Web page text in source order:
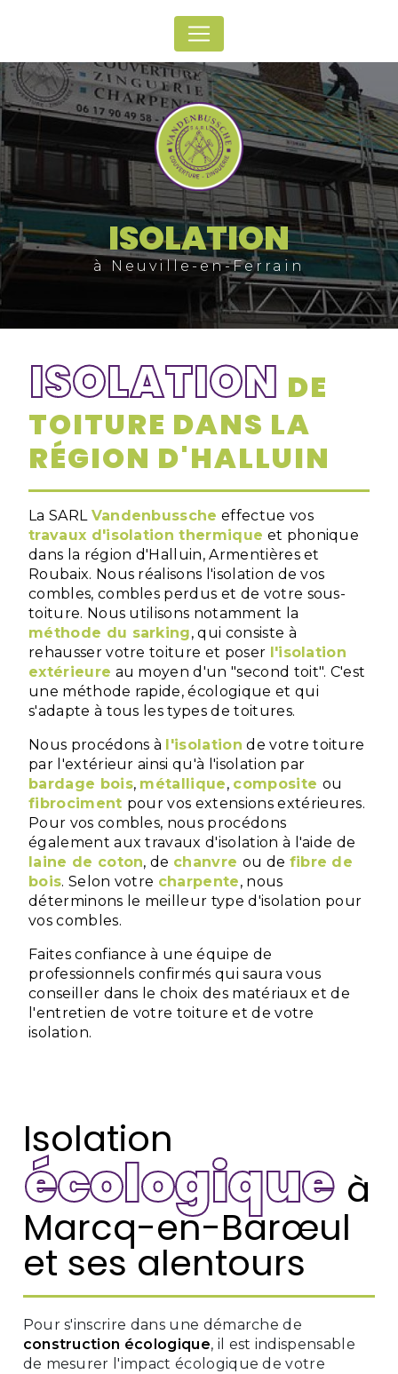
ISOLATION
à Neuville-en-Ferrain
ISOLATION DE
TOITURE DANS LA
RÉGION D'HALLUIN
La SARL Vandenbussche effectue vos
travaux d'isolation thermique et phonique
dans la région d'Halluin, Armentières et
Roubaix. Nous réalisons l'isolation de vos
combles, combles perdus et de votre sous-
toiture. Nous utilisons notamment la
méthode du sarking, qui consiste à
rehausser votre toiture et poser l'isolation
extérieure au moyen d'un "second toit". C'est
une méthode rapide, écologique et qui
s'adapte à tous les types de toitures.
Nous procédons à l'isolation de votre toiture
par l'extérieur ainsi qu'à l'isolation par
bardage bois, métallique, composite ou
fibrociment pour vos extensions extérieures.
Pour vos combles, nous procédons
également aux travaux d'isolation à l'aide de
laine de coton, de chanvre ou de fibre de
bois. Selon votre charpente, nous
déterminons le meilleur type d'isolation pour
vos combles.
Faites confiance à une équipe de
professionnels confirmés qui saura vous
conseiller dans le choix des matériaux et de
l'entretien de votre toiture et de votre
isolation.
Isolation
écologique à
Marcq-en-Barœul
et ses alentours
Pour s'inscrire dans une démarche de
construction écologique, il est indispensable
de mesurer l'impact écologique de votre